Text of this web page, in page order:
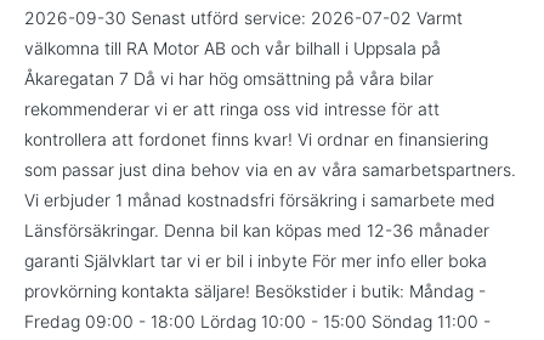
2026-09-30 Senast utförd service: 2026-07-02 Varmt
välkomna till RA Motor AB och vår bilhall i Uppsala på
Åkaregatan 7 Då vi har hög omsättning på våra bilar
rekommenderar vi er att ringa oss vid intresse för att
kontrollera att fordonet finns kvar! Vi ordnar en finansiering
som passar just dina behov via en av våra samarbetspartners.
Vi erbjuder 1 månad kostnadsfri försäkring i samarbete med
Länsförsäkringar. Denna bil kan köpas med 12-36 månader
garanti Självklart tar vi er bil i inbyte För mer info eller boka
provkörning kontakta säljare! Besökstider i butik: Måndag -
Fredag 09:00 - 18:00 Lördag 10:00 - 15:00 Söndag 11:00 -